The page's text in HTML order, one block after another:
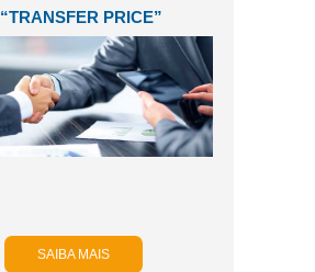
“TRANSFER PRICE”
SAIBA MAIS